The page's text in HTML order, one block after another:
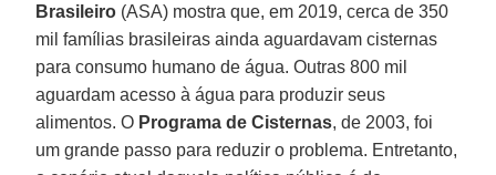
Brasileiro (ASA) mostra que, em 2019, cerca de 350
mil famílias brasileiras ainda aguardavam cisternas
para consumo humano de água. Outras 800 mil
aguardam acesso à água para produzir seus
alimentos. O Programa de Cisternas, de 2003, foi
um grande passo para reduzir o problema. Entretanto,